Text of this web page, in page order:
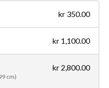
kr 350.00
kr 1,100.00
cm)
kr 2,800.00